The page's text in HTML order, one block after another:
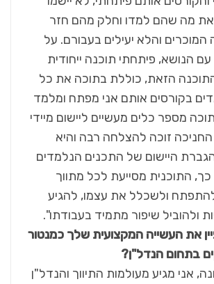
מה שהם למדו וחלק מהם חזר
המוכרים והלא יעילים בעבורם. על
הנושא, פיתחתי תוכנה ייחודית
הזאת, כוללת בתוכה את כל
בקורסים אותם אני מפתח ומלמד
מספר כלים מעשיים ליישום מיידי
זוכה להצלחה רבה והיא
היישום של התכנים הנלמדים
התוכנית מסייעת לכל מתווך
ולשכלל את עצמו, להגיע
ולהוביל שיפור מתמיד בעבודתו".
את העשייה המקצועית שלך כמנטור
בתחום הנדל"ן?
אני מגיע מעולמות התיווך והנדל"ן